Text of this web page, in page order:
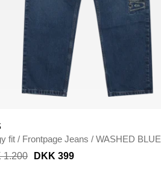
fit / Frontpage Jeans / WASHED BLUE
1.200
DKK 399